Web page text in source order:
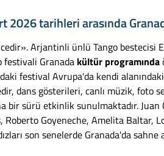
2026 tarihleri arasında
Arjantinli ünlü Tango bestecisi
festivali Granada kültür programında
festival Avrupa'da kendi
dans gösterileri, canlı müzik, foto
bir sürü etkinlik sunulmaktadır. Juan
Goyeneche, Amelita Baltar,
son senelerde Granada'da sahne